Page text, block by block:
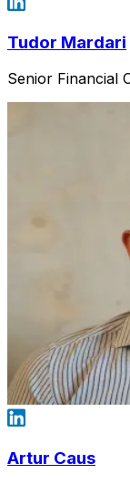
Tudor Mardari
Senior Financial
Artur Caus